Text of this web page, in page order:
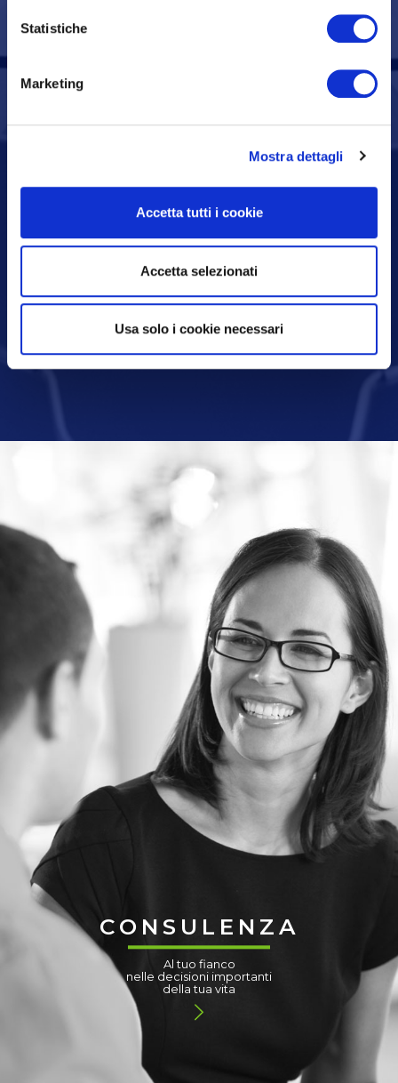
Statistiche
Marketing
Mostra dettagli
Accetta tutti i cookie
Accetta selezionati
Usa solo i cookie necessari
CONSULENZA
Al tuo fianco
nelle decisioni importanti
della tua vita